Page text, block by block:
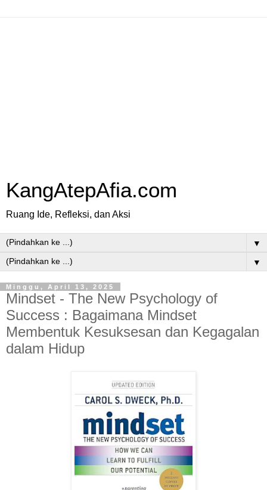
KangAtepAfia.com
Ruang Ide, Refleksi, dan Aksi
▼
▼
Minggu, April 13, 2025
Mindset - The New Psychology of
Success : Bagaimana Mindset
Membentuk Kesuksesan dan Kegagalan
dalam Hidup